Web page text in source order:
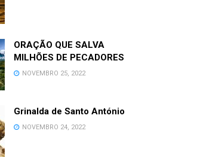
ORAÇÃO QUE SALVA
MILHÕES DE PECADORES
NOVEMBRO 25, 2022
Grinalda de Santo António
NOVEMBRO 24, 2022